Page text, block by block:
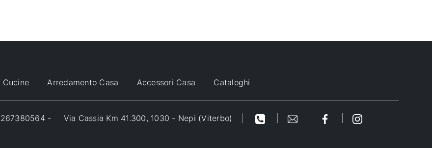
Cucine Arredamento Casa Accessori Casa Cataloghi
- Via Cassia Km 41.300, 1030 - Nepi (Viterbo)